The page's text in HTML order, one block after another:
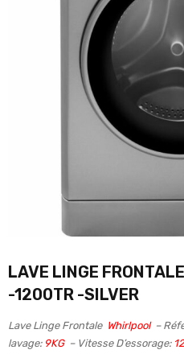
LAVE LINGE
-1200TR -SILVER
Lave Linge Frontale Whirlpool –
lavage: 9KG– Vitesse D’essorage: